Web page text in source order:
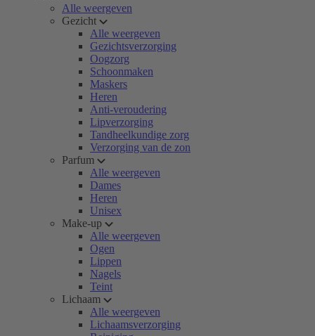
Alle weergeven
Gezicht
Alle weergeven
Gezichtsverzorging
Oogzorg
Schoonmaken
Maskers
Heren
Anti-veroudering
Lipverzorging
Tandheelkundige zorg
Verzorging van de zon
Parfum
Alle weergeven
Dames
Heren
Unisex
Make-up
Alle weergeven
Ogen
Lippen
Nagels
Teint
Lichaam
Alle weergeven
Lichaamsverzorging